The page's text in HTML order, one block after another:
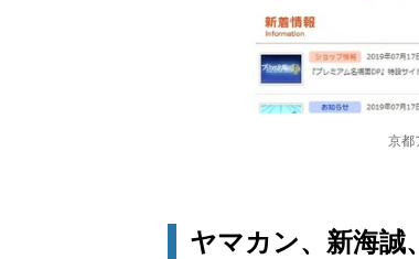
京都
ヤマカン、新海誠